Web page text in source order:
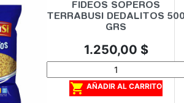
FIDEOS SOPEROS
TERRABUSI DEDALITOS
GRS
Precio
1.250,00 $
 AÑADIR AL CARRITO